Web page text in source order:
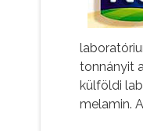
tonnányit
külföldi
melamin.